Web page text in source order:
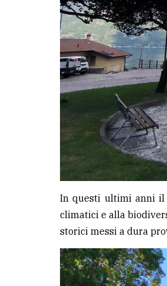
In questi ultimi anni il
climatici e alla
storici messi a dura